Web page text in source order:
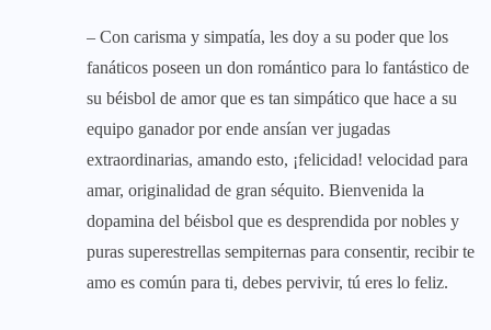
– Con carisma y simpatía, les doy a su poder que los
fanáticos poseen un don romántico para lo fantástico de
su béisbol de amor que es tan simpático que hace a su
equipo ganador por ende ansían ver jugadas
extraordinarias, amando esto, ¡felicidad! velocidad para
amar, originalidad de gran séquito. Bienvenida la
dopamina del béisbol que es desprendida por nobles y
puras superestrellas sempiternas para consentir, recibir te
amo es común para ti, debes pervivir, tú eres lo feliz.